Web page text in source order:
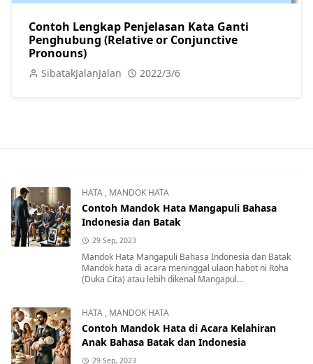
Contoh Lengkap Penjelasan Kata Ganti
Penghubung (Relative or Conjunctive
Pronouns)
SibatakJalanJalan 2022/3/6
HATA , MANDOK HATA
Contoh Mandok Hata Mangapuli Bahasa
Indonesia dan Batak
29 Sep, 2023
Mandok Hata Mangapuli Bahasa Indonesia dan Batak
Mandok hata di acara meninggal ulaon habot ni Roha
(Duka Cita) atau lebih dikenal Mangapul...
HATA , MANDOK HATA
Contoh Mandok Hata di Acara Kelahiran
Anak Bahasa Batak dan Indonesia
29 Sep, 2023